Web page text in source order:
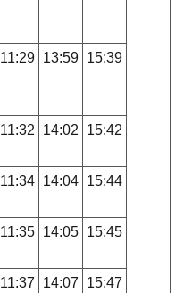
11:29 13:59 15:39
11:32 14:02 15:42
11:34 14:04 15:44
11:35 14:05 15:45
11:37 14:07 15:47